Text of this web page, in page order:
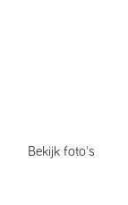
Bekijk foto's